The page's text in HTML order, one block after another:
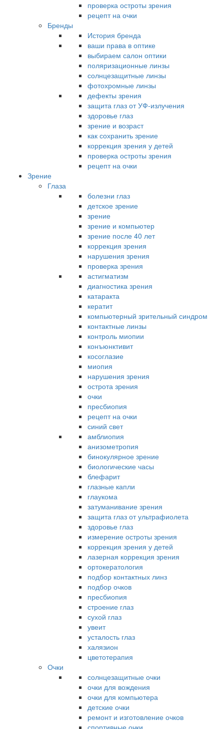
проверка остроты зрения
рецепт на очки
Бренды
История бренда
ваши права в оптике
выбираем салон оптики
поляризационные линзы
солнцезащитные линзы
фотохромные линзы
дефекты зрения
защита глаз от УФ-излучения
здоровье глаз
зрение и возраст
как сохранить зрение
коррекция зрения у детей
проверка остроты зрения
рецепт на очки
Зрение
Глаза
болезни глаз
детское зрение
зрение
зрение и компьютер
зрение после 40 лет
коррекция зрения
нарушения зрения
проверка зрения
астигматизм
диагностика зрения
катаракта
кератит
компьютерный зрительный синдром
контактные линзы
контроль миопии
конъюнктивит
косоглазие
миопия
нарушения зрения
острота зрения
очки
пресбиопия
рецепт на очки
синий свет
амблиопия
анизометропия
бинокулярное зрение
биологические часы
блефарит
глазные капли
глаукома
затуманивание зрения
защита глаз от ультрафиолета
здоровье глаз
измерение остроты зрения
коррекция зрения у детей
лазерная коррекция зрения
ортокератология
подбор контактных линз
подбор очков
пресбиопия
строение глаз
сухой глаз
увеит
усталость глаз
халязион
цветотерапия
Очки
солнцезащитные очки
очки для вождения
очки для компьютера
детские очки
ремонт и изготовление очков